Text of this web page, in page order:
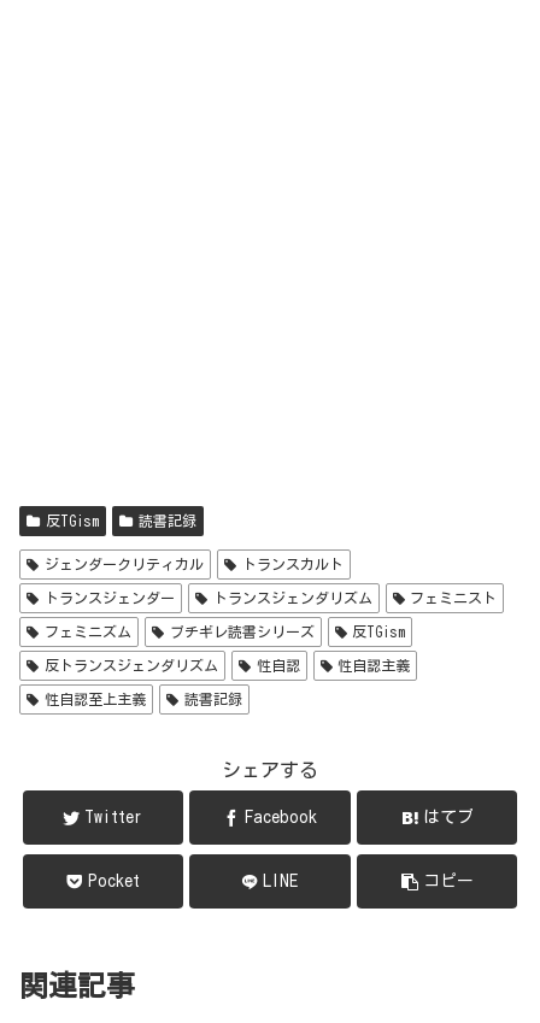
反TGism 読書記録
ジェンダークリティカル トランスカルト
トランスジェンダー トランスジェンダリズム フェミニスト
フェミニズム ブチギレ読書シリーズ 反TGism
反トランスジェンダリズム 性自認 性自認主義
性自認至上主義 読書記録
シェアする
Twitter Facebook はてブ
Pocket LINE コピー
関連記事